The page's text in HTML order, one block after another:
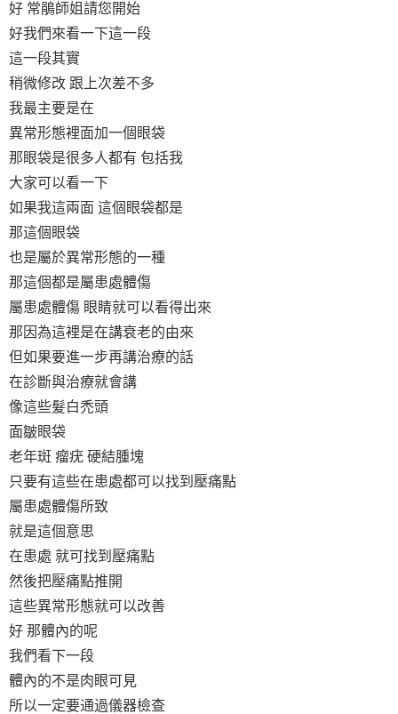
好 常鵑師姐請您開始
好我們來看一下這一段
這一段其實
稍微修改 跟上次差不多
我最主要是在
異常形態裡面加一個眼袋
那眼袋是很多人都有 包括我
大家可以看一下
如果我這兩面 這個眼袋都是
那這個眼袋
也是屬於異常形態的一種
那這個都是屬患處體傷
屬患處體傷 眼睛就可以看得出來
那因為這裡是在講衰老的由來
但如果要進一步再講治療的話
在診斷與治療就會講
像這些髮白禿頭
面皺眼袋
老年斑 瘤疣 硬結腫塊
只要有這些在患處都可以找到壓痛點
屬患處體傷所致
就是這個意思
在患處 就可找到壓痛點
然後把壓痛點推開
這些異常形態就可以改善
好 那體內的呢
我們看下一段
體內的不是肉眼可見
所以一定要通過儀器檢查